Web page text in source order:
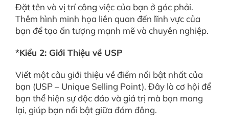
Đặt tên và vị trí công việc của bạn ở góc phải.
Thêm hình minh họa liên quan đến lĩnh vực của
bạn để tạo ấn tượng mạnh mẽ và chuyên nghiệp.
*Kiểu 2: Giới Thiệu về USP
Viết một câu giới thiệu về điểm nổi bật nhất của
bạn (USP – Unique Selling Point). Đây là cơ hội để
bạn thể hiện sự độc đáo và giá trị mà bạn mang
lại, giúp bạn nổi bật giữa đám đông.